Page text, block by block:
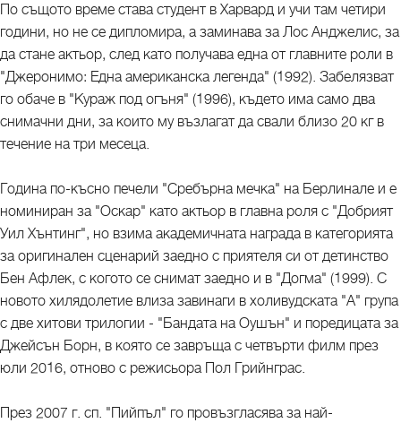
По същото време става студент в Харвард и учи там четири
години, но не се дипломира, а заминава за Лос Анджелис, за
да стане актьор, след като получава една от главните роли в
"Джеронимо: Една американска легенда" (1992). Забелязват
го обаче в "Кураж под огъня" (1996), където има само два
снимачни дни, за които му възлагат да свали близо 20 кг в
течение на три месеца.
Година по-късно печели "Сребърна мечка" на Берлинале и е
номиниран за "Оскар" като актьор в главна роля с "Добрият
Уил Хънтинг", но взима академичната награда в категорията
за оригинален сценарий заедно с приятеля си от детинство
Бен Афлек, с когото се снимат заедно и в "Догма" (1999). С
новото хилядолетие влиза завинаги в холивудската "А" група
с две хитови трилогии - "Бандата на Оушън" и поредицата за
Джейсън Борн, в която се завръща с четвърти филм през
юли 2016, отново с режисьора Пол Грийнграс.
През 2007 г. сп. "Пийпъл" го провъзгласява за най-